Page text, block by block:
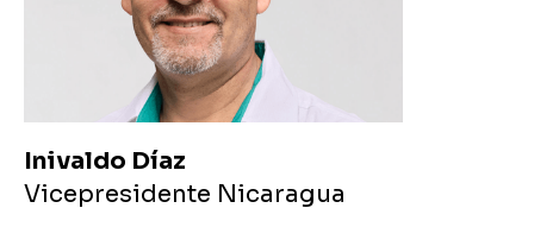
Inivaldo Díaz
Vicepresidente Nicaragua